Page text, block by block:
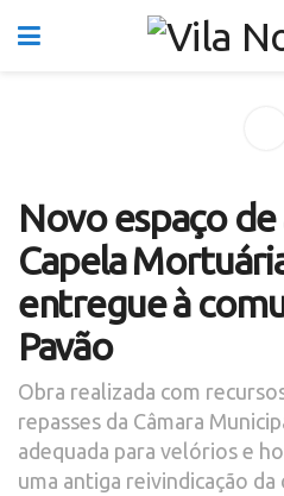
Novo espaço
Capela
entregue à
Pavão
Obra realizada com
repasses da Câmara
adequada para velórios e
uma antiga reivindicação